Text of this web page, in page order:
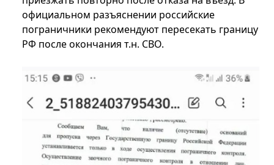
официальном разъяснении российские
пограничники рекомендуют пересекать границу
РФ после окончания т.н. СВО.